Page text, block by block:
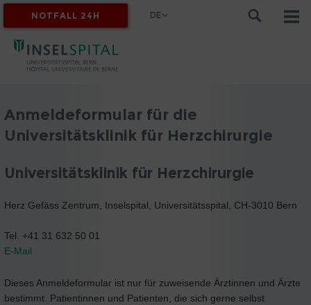
MYINSEL
NOTFALL 24H DE
Anmeldeformular für die
Universitätsklinik für Herzchirurgie
Universitätsklinik für Herzchirurgie
Herz Gefäss Zentrum, Inselspital, Universitätsspital, CH-3010 Bern
Tel. +41 31 632 50 01
E-Mail
Dieses Anmeldeformular ist nur für zuweisende Ärztinnen und Ärzte
bestimmt. Patientinnen und Patienten, die sich gerne selbst